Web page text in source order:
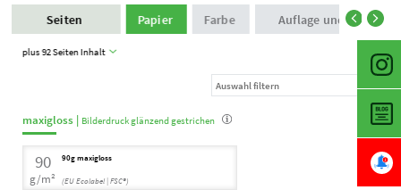
Seiten
plus 92 Seiten Inhalt
Papier Farbe Auflage und
maxigloss | Bilderdruck glänzend gestrichen
90
g/m²
90g maxigloss
(EU Ecolabel | FSC®)